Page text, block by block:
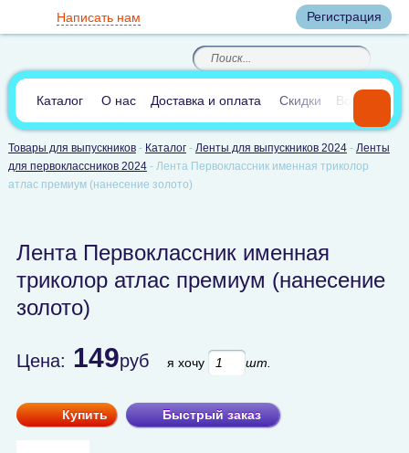
Регистрация
8(812)385-66-65
8(905) 700-70-04
По России звонок
бесплатный
(круглосуточно)
Написать нам
В сравнении:0
Каталог О нас Доставка и оплата Скидки Вопросы и
Товары для выпускников- Каталог- Ленты для выпускников 2024- Ленты
для первоклассников 2024- Лента Первоклассник именная триколор
атлас премиум (нанесение золото)
Лента Первоклассник именная
триколор атлас премиум (нанесение
золото)
Цена: 149руб я хочу шт.
Купить Быстрый заказ